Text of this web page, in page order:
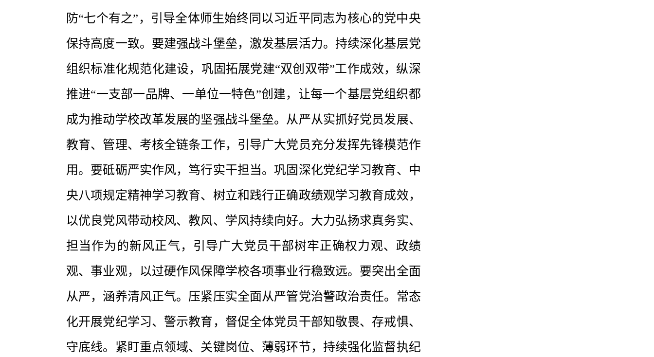
防“七个有之”，引导全体师生始终同以习近平同志为核心的党中央
保持高度一致。要建强战斗堡垒，激发基层活力。持续深化基层党
组织标准化规范化建设，巩固拓展党建“双创双带”工作成效，纵深
推进“一支部一品牌、一单位一特色”创建，让每一个基层党组织都
成为推动学校改革发展的坚强战斗堡垒。从严从实抓好党员发展、
教育、管理、考核全链条工作，引导广大党员充分发挥先锋模范作
用。要砥砺严实作风，笃行实干担当。巩固深化党纪学习教育、中
央八项规定精神学习教育、树立和践行正确政绩观学习教育成效，
以优良党风带动校风、教风、学风持续向好。大力弘扬求真务实、
担当作为的新风正气，引导广大党员干部树牢正确权力观、政绩
观、事业观，以过硬作风保障学校各项事业行稳致远。要突出全面
从严，涵养清风正气。压紧压实全面从严管党治警政治责任。常态
化开展党纪学习、警示教育，督促全体党员干部知敬畏、存戒惧、
守底线。紧盯重点领域、关键岗位、薄弱环节，持续强化监督执纪